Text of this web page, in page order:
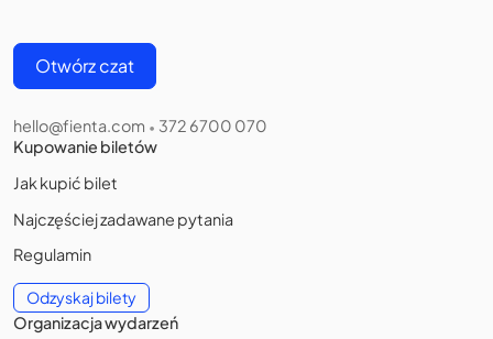
Otwórz czat
hello@fienta.com • 372 6700 070
Kupowanie biletów
Jak kupić bilet
Najczęściej zadawane pytania
Regulamin
Odzyskaj bilety
Organizacja wydarzeń